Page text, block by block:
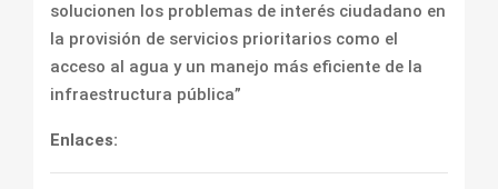
solucionen los problemas de interés ciudadano en
la provisión de servicios prioritarios como el
acceso al agua y un manejo más eficiente de la
infraestructura pública”
Enlaces: